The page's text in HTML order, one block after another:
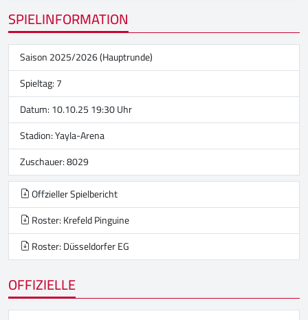
SPIELINFORMATION
Saison 2025/2026 (Hauptrunde)
Spieltag: 7
Datum: 10.10.25 19:30 Uhr
Stadion:Yayla-Arena
Zuschauer: 8029
Offzieller Spielbericht
Roster: Krefeld Pinguine
Roster: Düsseldorfer EG
OFFIZIELLE